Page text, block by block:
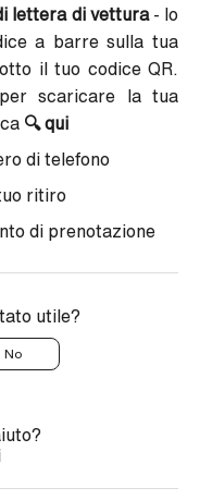
lettera di vettura- lo
a barre sulla tua
il tuo codice QR.
scaricare la tua
🔍 qui
di telefono
ritiro
di prenotazione
utile?
No